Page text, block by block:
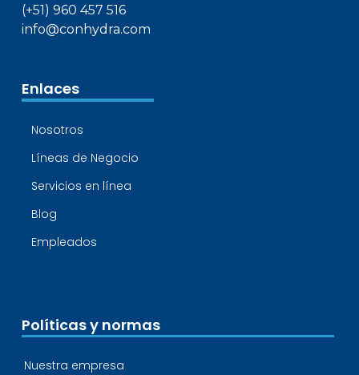
(+51) 960 457 516
info@conhydra.com
Enlaces
Nosotros
Líneas de Negocio
Servicios en línea
Blog
Empleados
Políticas y normas
Nuestra empresa